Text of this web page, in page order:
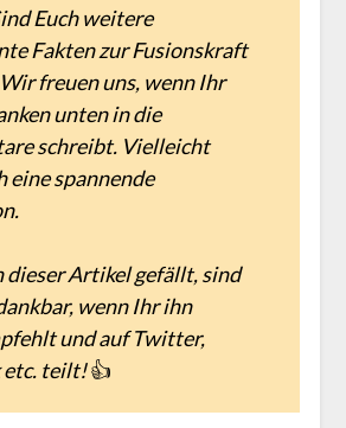
Euch weitere
Fakten zur Fusionskraft
freuen uns, wenn Ihr
unten in die
schreibt. Vielleicht
eine spannende
dieser Artikel gefällt, sind
wenn Ihr ihn
und auf Twitter,
etc. teilt!👍